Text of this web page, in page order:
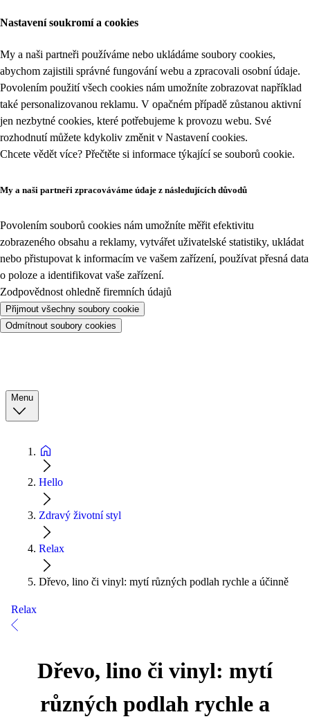
Nastavení soukromí a cookies
My a naši partneři používáme nebo ukládáme soubory cookies,
abychom zajistili správné fungování webu a zpracovali osobní údaje.
Povolením použití všech cookies nám umožníte zobrazovat například
také personalizovanou reklamu. V opačném případě zůstanou aktivní
jen nezbytné cookies, které potřebujeme k provozu webu. Své
rozhodnutí můžete kdykoliv změnit v Nastavení cookies.
Chcete vědět více? Přečtěte si informace týkající se souborů cookie.
My a naši partneři zpracováváme údaje z následujících důvodů
Povolením souborů cookies nám umožníte měřit efektivitu
zobrazeného obsahu a reklamy, vytvářet uživatelské statistiky, ukládat
nebo přistupovat k informacím ve vašem zařízení, používat přesná data
o poloze a identifikovat vaše zařízení.
Zodpovědnost ohledně firemních údajů
Přijmout všechny soubory cookie
Odmítnout soubory cookies
Menu
Hello
Zdravý životní styl
Relax
Dřevo, lino či vinyl: mytí různých podlah rychle a účinně
Relax
Dřevo, lino či vinyl: mytí
různých podlah rychle a